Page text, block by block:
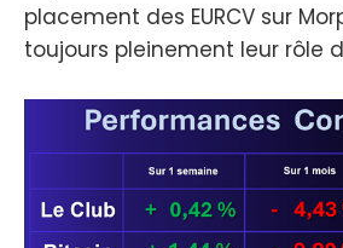
placement des EURCV sur
toujours pleinement leur rôle